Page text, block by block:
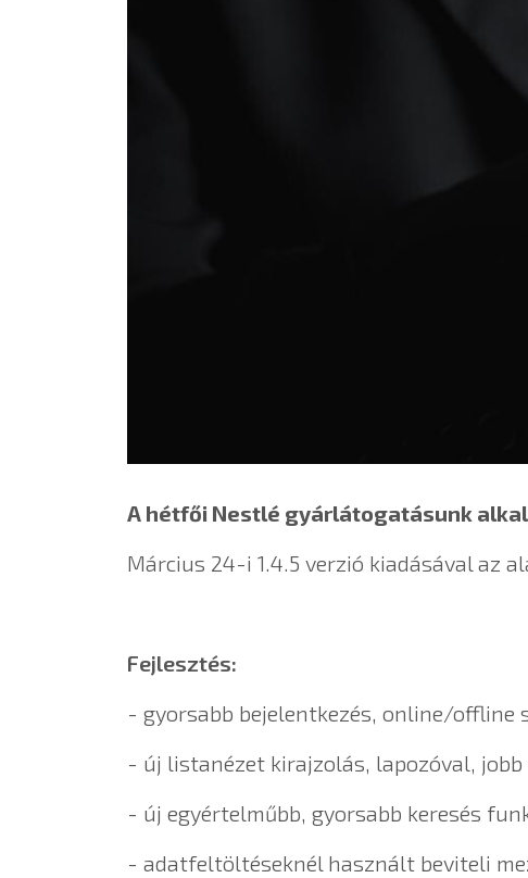
A hétfői Nestlé gyárlátogatásunk
Március 24-i 1.4.5 verzió kiadásával az
Fejlesztés:
- gyorsabb bejelentkezés, online/
- új listanézet kirajzolás, lapozóval,
- új egyértelműbb, gyorsabb keresés
- adatfeltöltéseknél használt beviteli